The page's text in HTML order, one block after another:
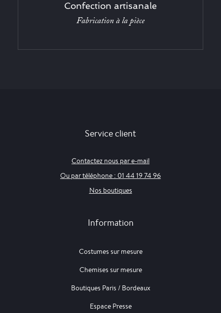
Confection artisanale
Fabrication à la pièce
Service client
Contactez nous par e-mail
Ou par téléphone : 01 44 19 74 96
Nos boutiques
Information
Costumes sur mesure
Chemises sur mesure
Boutiques Paris / Bordeaux
Espace Presse